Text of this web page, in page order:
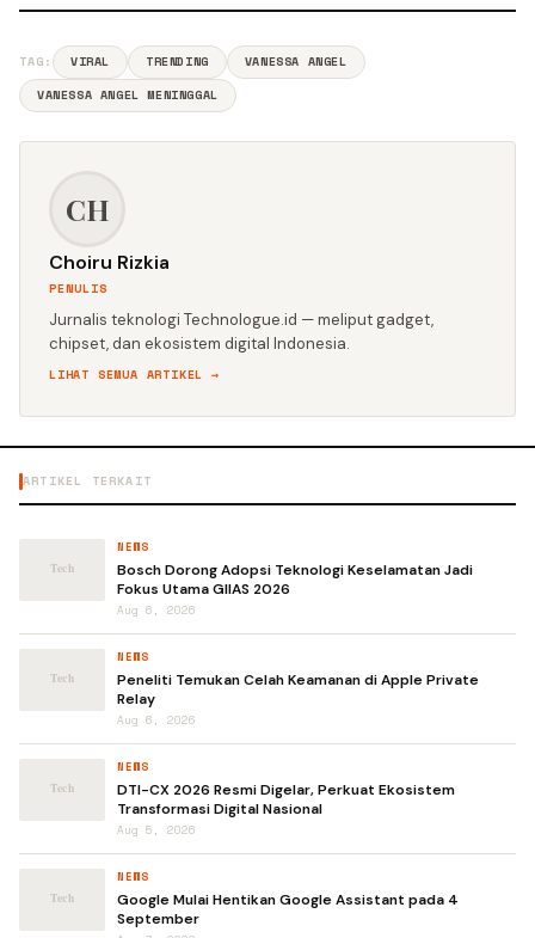
TAG: VIRAL TRENDING
VANESSA ANGEL
VANESSA ANGEL MENINGGAL
CH
Choiru Rizkia
PENULIS
Jurnalis teknologi Technologue.id — meliput gadget,
chipset, dan ekosistem digital Indonesia.
LIHAT SEMUA ARTIKEL →
ARTIKEL TERKAIT
NEWS
Bosch Dorong Adopsi Teknologi Keselamatan Jadi
Fokus Utama GIIAS 2026
Aug 6, 2026
NEWS
Peneliti Temukan Celah Keamanan di Apple Private
Relay
Aug 6, 2026
NEWS
DTI-CX 2026 Resmi Digelar, Perkuat Ekosistem
Transformasi Digital Nasional
Aug 5, 2026
NEWS
Google Mulai Hentikan Google Assistant pada 4
September